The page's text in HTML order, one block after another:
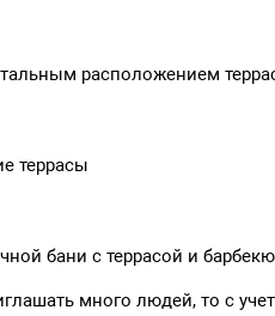
расположением
террасы
бани с террасой и барбекю
много людей, то с